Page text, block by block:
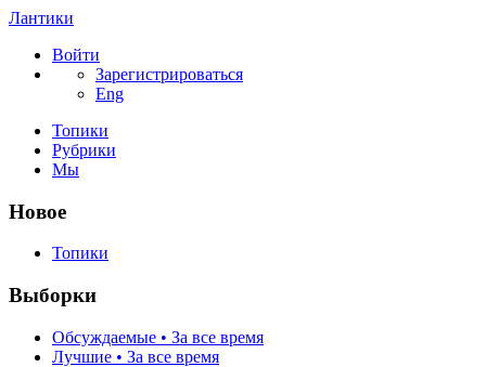
Лантики
Войти
Зарегистрироваться
Eng
Топики
Рубрики
Мы
Новое
Топики
Выборки
Обсуждаемые • За все время
Лучшие • За все время